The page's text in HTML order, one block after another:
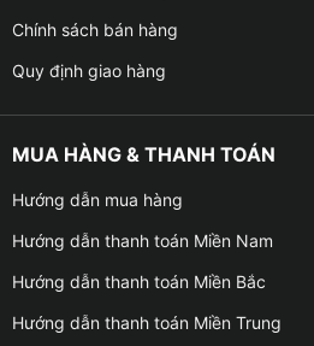
Chính sách bán hàng
Quy định giao hàng
MUA HÀNG & THANH TOÁN
Hướng dẫn mua hàng
Hướng dẫn thanh toán Miền Nam
Hướng dẫn thanh toán Miền Bắc
Hướng dẫn thanh toán Miền Trung